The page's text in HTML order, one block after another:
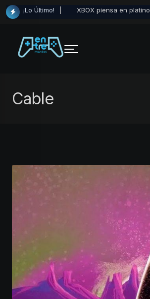
Skip
to
¡Lo Último! XBOX piensa en platino
Cable